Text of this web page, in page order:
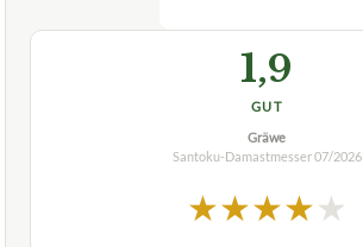
1,9
GUT
Gräwe
Santoku-Damastmesser07/2026
★★★★★